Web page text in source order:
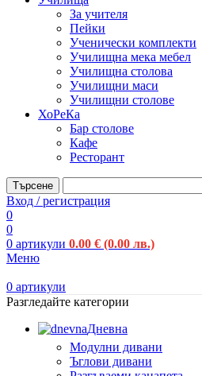
За учителя
Пейки
Ученически комплекти
Училищна мека мебел
Училищна столова
Училищни маси
Училищни столове
ХоРеКа
Бар столове
Кафе
Ресторант
Търсене
Вход / регистрация
0
0
0 артикули 0.00 € (0.00 лв.)
Меню
0 артикули
Разгледайте категории
Дневна
Модулни дивани
Ъглови дивани